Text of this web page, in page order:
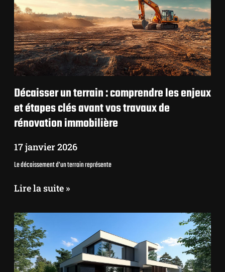
Décaisser un terrain : comprendre les enjeux
et étapes clés avant vos travaux de
rénovation immobilière
17 janvier 2026
Le décaissement d’un terrain représente
Lire la suite »